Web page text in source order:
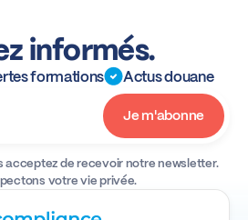
informés.
formations Actus douane
acceptez de recevoir notre newsletter.
votre vie privée.